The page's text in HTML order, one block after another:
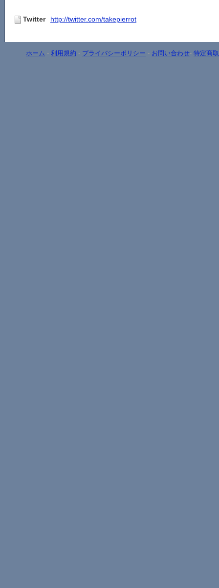
Twitter http://twitter.com/takepierrot
ホーム - 利用規約 - プライバシーポリシー - お問い合わせ- 特定商